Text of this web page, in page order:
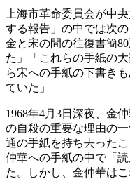
上海市革命委員会が中
する報告」の中では次
金と宋の間の往復書簡
た」「これらの手紙の
ら宋への手紙の下書き
ていた」
1968年4月3日深夜、金
の自殺の重要な理由の
通の手紙を持ち去った
仲華への手紙の中で「
た。しかし、金仲華は